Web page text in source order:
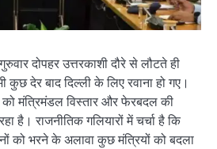
दोपहर उत्तरकाशी दौरे से लौटते ही
कुछ देर बाद दिल्ली के लिए रवाना हो गए।
को मंत्रिमंडल विस्तार और फेरबदल की
है। राजनीतिक गलियारों में चर्चा है कि
को भरने के अलावा कुछ मंत्रियों को बदला